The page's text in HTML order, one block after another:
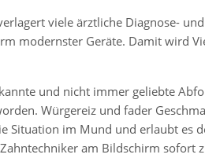
viele ärztliche Diagnose-
modernster Geräte. Damit wird
und nicht immer geliebte
Würgereiz und fader
Situation im Mund und erlaubt es
am Bildschirm sofort